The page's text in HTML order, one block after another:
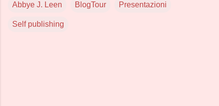
Abbye J. Leen BlogTour Presentazioni
Self publishing